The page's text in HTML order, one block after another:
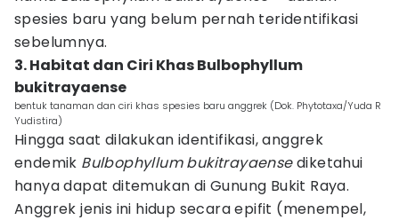
spesies baru yang belum pernah teridentifikasi
sebelumnya.
3. Habitat dan Ciri Khas Bulbophyllum
bukitrayaense
bentuk tanaman dan ciri khas spesies baru anggrek (Dok. Phytotaxa/Yuda R
Yudistira)
Hingga saat dilakukan identifikasi, anggrek
endemik Bulbophyllum bukitrayaensediketahui
hanya dapat ditemukan di Gunung Bukit Raya.
Anggrek jenis ini hidup secara epifit (menempel,